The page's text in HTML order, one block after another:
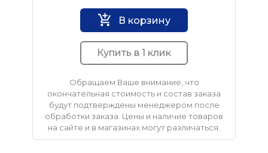
В корзину
Купить в 1 клик
Обращаем Ваше внимание, что
окончательная стоимость и состав заказа
будут подтверждены менеджером после
обработки заказа. Цены и наличие товаров
на сайте и в магазинах могут различаться.